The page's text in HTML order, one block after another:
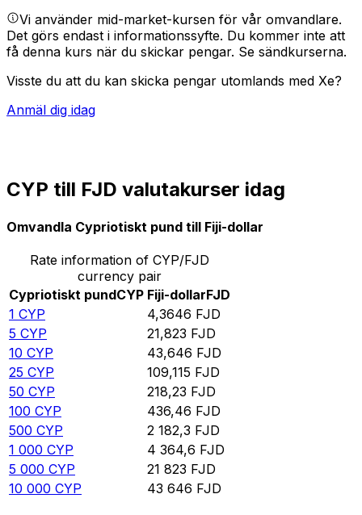
Vi använder mid-market-kursen för vår omvandlare.
Det görs endast i informationssyfte. Du kommer inte att
få denna kurs när du skickar pengar. Se sändkurserna.
Visste du att du kan skicka pengar utomlands med Xe?
Anmäl dig idag
CYP till FJD valutakurser idag
Omvandla Cypriotiskt pund till Fiji-dollar
Rate information of CYP/FJD
currency pair
Cypriotiskt pundCYP Fiji-dollarFJD
1 CYP 4,3646 FJD
5 CYP 21,823 FJD
10 CYP 43,646 FJD
25 CYP 109,115 FJD
50 CYP 218,23 FJD
100 CYP 436,46 FJD
500 CYP 2 182,3 FJD
1 000 CYP 4 364,6 FJD
5 000 CYP 21 823 FJD
10 000 CYP 43 646 FJD